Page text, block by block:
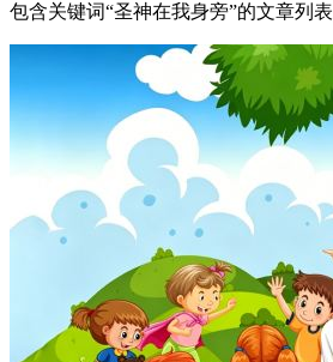
包含关键词“圣神在我身旁”的文章列表